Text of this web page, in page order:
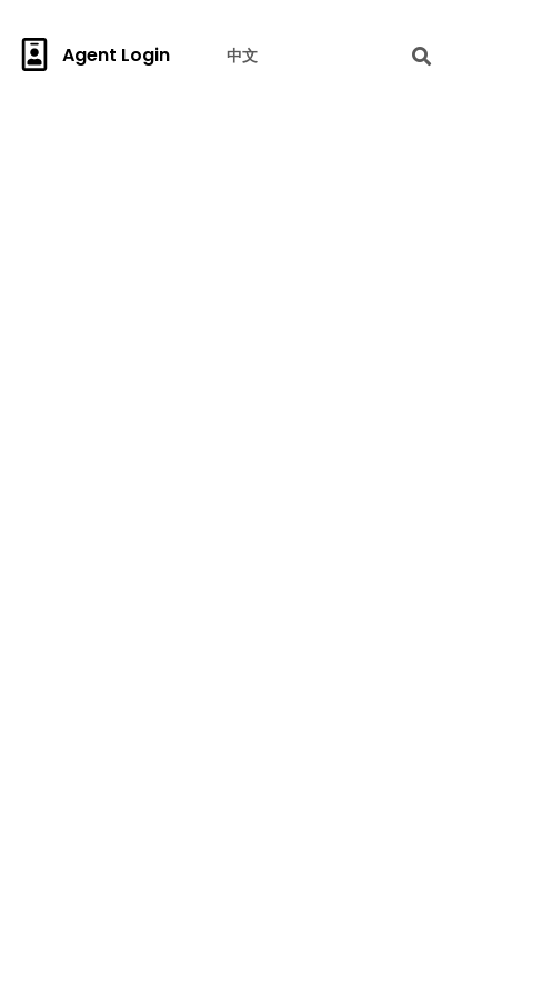
Agent Login 中文